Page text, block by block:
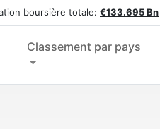
boursière totale: €133.695 Bn
Classement par pays